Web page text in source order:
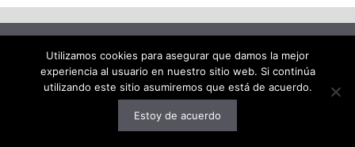
© 2026 decodigo.com• Creado con GeneratePress
Utilizamos cookies para asegurar que damos la mejor
experiencia al usuario en nuestro sitio web. Si continúa
utilizando este sitio asumiremos que está de acuerdo.
Estoy de acuerdo